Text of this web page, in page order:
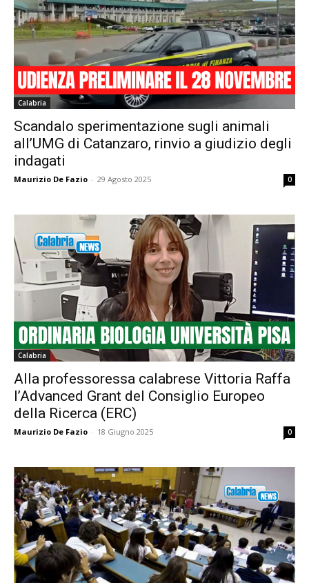
Calabria
Scandalo sperimentazione sugli animali
all’UMG di Catanzaro, rinvio a giudizio degli
indagati
Maurizio De Fazio - 29 Agosto 2025 0
Calabria
Alla professoressa calabrese Vittoria Raffa
l’Advanced Grant del Consiglio Europeo
della Ricerca (ERC)
Maurizio De Fazio - 18 Giugno 2025 0